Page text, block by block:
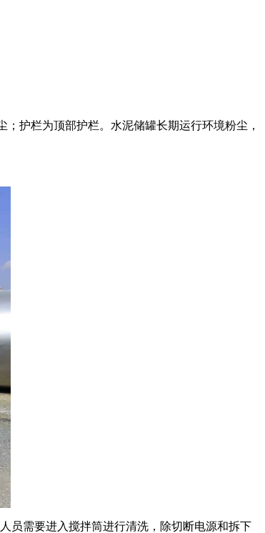
护栏为顶部护栏。水泥储罐长期运行环境粉尘，
员需要进入搅拌筒进行清洗，除切断电源和拆下